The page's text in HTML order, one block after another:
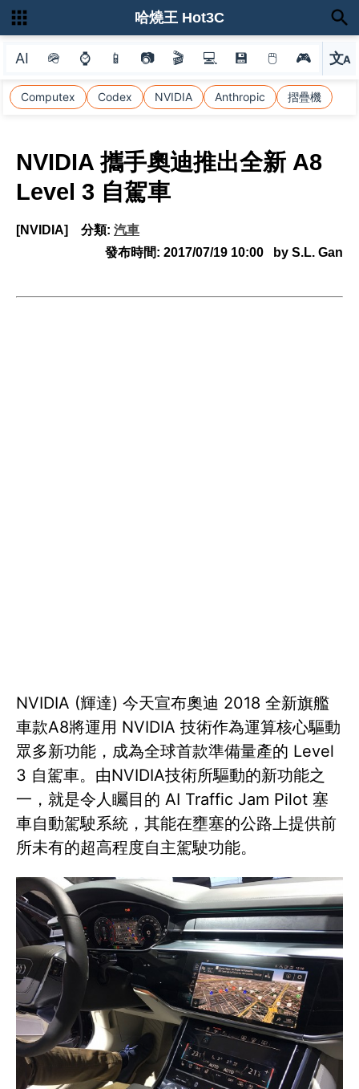
AI 🪖 ⌚ 📱 📷 🎬 💻 💾 🖱 🎮 文A
選
Computex Codex NVIDIA Anthropic 摺疊機
哈燒王 Hot3C
NVIDIA 攜手奧迪推出全新 A8
Level 3 自駕車
[NVIDIA] 分類: 汽車
發布時間: 2017/07/19 10:00 by S.L. Gan
NVIDIA (輝達) 今天宣布奧迪 2018 全新旗艦
車款A8將運用 NVIDIA 技術作為運算核心驅動
眾多新功能，成為全球首款準備量產的 Level
3 自駕車。由NVIDIA技術所驅動的新功能之
一，就是令人矚目的 AI Traffic Jam Pilot 塞
車自動駕駛系統，其能在壅塞的公路上提供前
所未有的超高程度自主駕駛功能。